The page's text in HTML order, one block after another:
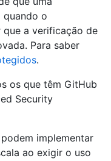
quando o
a verificação de
Para saber
.
os que têm GitHub
Security
implementar
ao exigir o uso